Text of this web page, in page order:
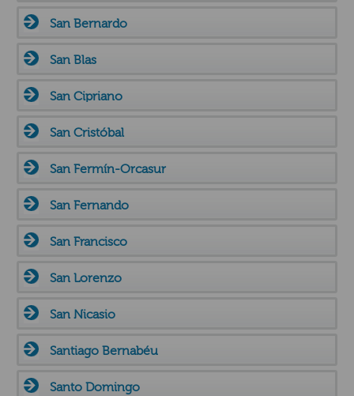
San Bernardo
San Blas
San Cipriano
San Cristóbal
San Fermín-Orcasur
San Fernando
San Francisco
San Lorenzo
San Nicasio
Santiago Bernabéu
Santo Domingo